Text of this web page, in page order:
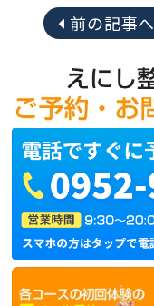
前の記事へ